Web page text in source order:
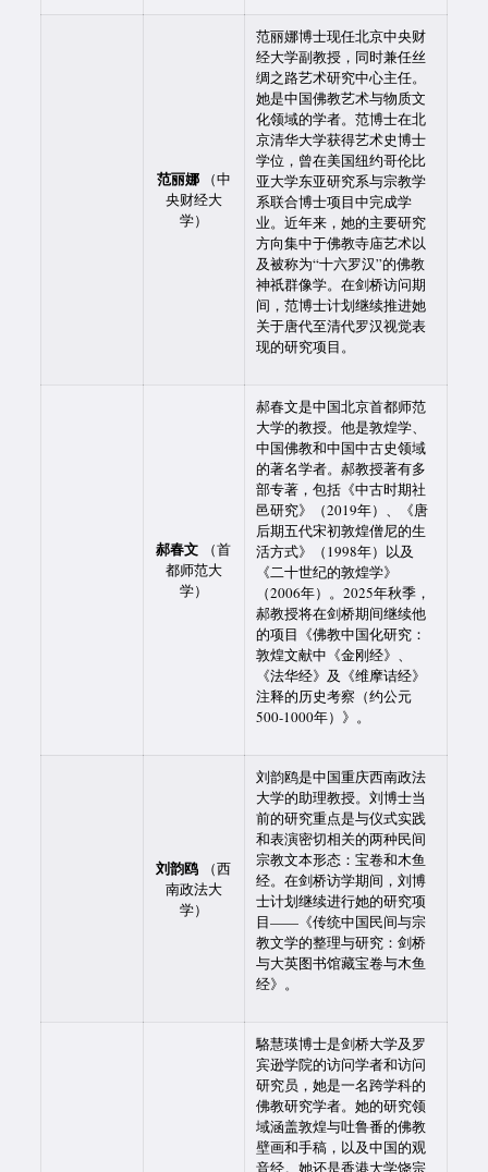
范丽娜
（中
央财经大
学）
范丽娜博士现任北京中央财
经大学副教授，同时兼任丝
绸之路艺术研究中心主任。
她是中国佛教艺术与物质文
化领域的学者。范博士在北
京清华大学获得艺术史博士
学位，曾在美国纽约哥伦比
亚大学东亚研究系与宗教学
系联合博士项目中完成学
业。近年来，她的主要研究
方向集中于佛教寺庙艺术以
及被称为“十六罗汉”的佛教
神祇群像学。在剑桥访问期
间，范博士计划继续推进她
关于唐代至清代罗汉视觉表
现的研究项目。
郝春文
（首
都师范大
学）
郝春文是中国北京首都师范
大学的教授。他是敦煌学、
中国佛教和中国中古史领域
的著名学者。郝教授著有多
部专著，包括《中古时期社
邑研究》（2019年）、《唐
后期五代宋初敦煌僧尼的生
活方式》（1998年）以及
《二十世纪的敦煌学》
（2006年）。2025年秋季，
郝教授将在剑桥期间继续他
的项目《佛教中国化研究：
敦煌文献中《金刚经》、
《法华经》及《维摩诘经》
注释的历史考察（约公元
500-1000年）》。
刘韵鸥
（西
南政法大
学）
刘韵鸥是中国重庆西南政法
大学的助理教授。刘博士当
前的研究重点是与仪式实践
和表演密切相关的两种民间
宗教文本形态：宝卷和木鱼
经。在剑桥访学期间，刘博
士计划继续进行她的研究项
目——《传统中国民间与宗
教文学的整理与研究：剑桥
与大英图书馆藏宝卷与木鱼
经》。
駱慧瑛博士是剑桥大学及罗
宾逊学院的访问学者和访问
研究员，她是一名跨学科的
佛教研究学者。她的研究领
域涵盖敦煌与吐鲁番的佛教
壁画和手稿，以及中国的观
音经。她还是香港大学饶宗